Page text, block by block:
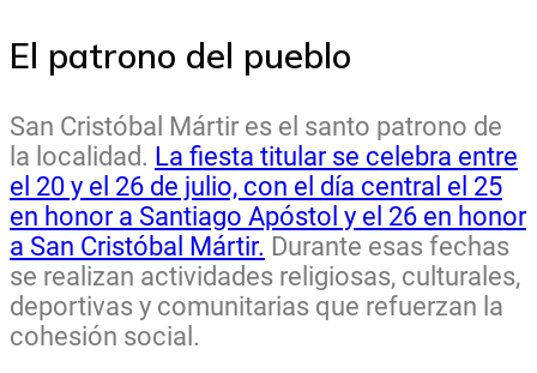
El patrono del pueblo
San Cristóbal Mártir es el santo patrono de
la localidad. La fiesta titular se celebra entre
el 20 y el 26 de julio, con el día central el 25
en honor a Santiago Apóstol y el 26 en honor
a San Cristóbal Mártir. Durante esas fechas
se realizan actividades religiosas, culturales,
deportivas y comunitarias que refuerzan la
cohesión social.